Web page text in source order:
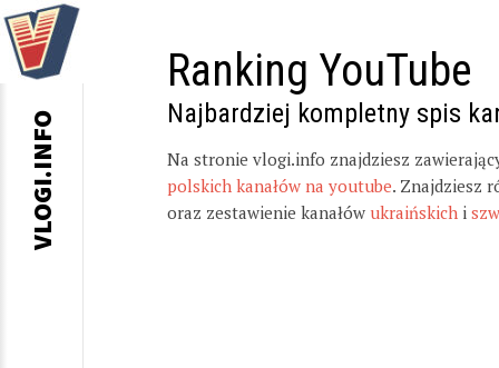
Ranking YouTube
Najbardziej kompletny spis
Na stronie vlogi.info znajdziesz
polskich kanałów na youtube. Znajdziesz
oraz zestawienie kanałów ukraińskich i
VLOGI.INFO